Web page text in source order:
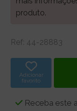
produto.
Ref: 44-28883
Adicionar
favorito
Receba este